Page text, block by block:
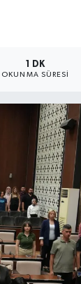
1 DK
OKUNMA SÜRESI